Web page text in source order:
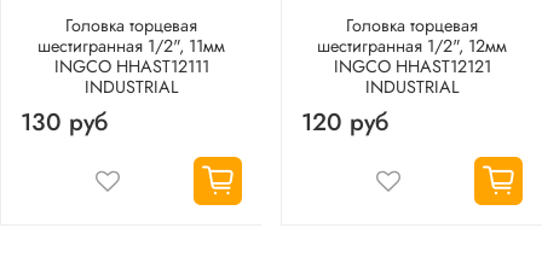
Головка торцевая
шестигранная 1/2", 11мм
INGCO HHAST12111
INDUSTRIAL
130 руб
Головка торцевая
шестигранная 1/2", 12мм
INGCO HHAST12121
INDUSTRIAL
120 руб